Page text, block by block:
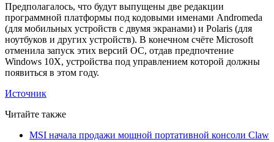
Предполагалось, что будут выпущены две редакции
программной платформы под кодовыми именами Andromeda
(для мобильных устройств с двумя экранами) и Polaris (для
ноутбуков и других устройств). В конечном счёте Microsoft
отменила запуск этих версий ОС, отдав предпочтение
Windows 10X, устройства под управлением которой должны
появиться в этом году.
Источник
Читайте также
MSI начала продажи мощной портативной консоли Claw